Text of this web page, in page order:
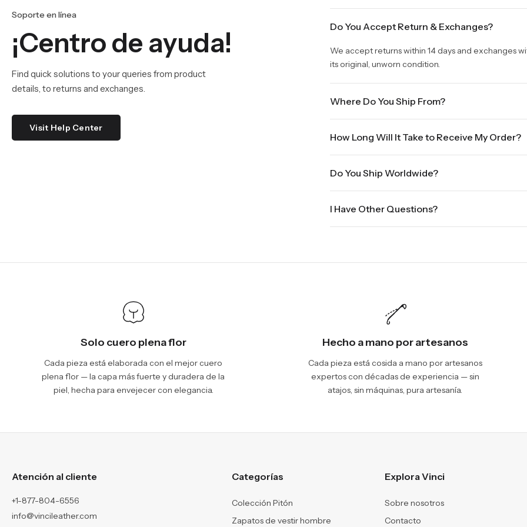
Soporte en línea
¡Centro de ayuda!
Find quick solutions to your queries from product
details, to returns and exchanges.
Visit Help Center
Do You Accept Return & Exchanges?
We accept returns within 14 days and exchanges
its original, unworn condition.
Where Do You Ship From?
How Long Will It Take to Receive My Order?
holidays will be shipped on the next business day.
sale times and the holidays. Standard shipping
Do You Ship Worldwide?
I Have Other Questions?
Solo cuero plena flor
Cada pieza está elaborada con el mejor cuero
plena flor — la capa más fuerte y duradera de la
piel, hecha para envejecer con elegancia.
Hecho a mano por artesanos
Cada pieza está cosida a mano por artesanos
expertos con décadas de experiencia — sin
atajos, sin máquinas, pura artesanía.
Atención al cliente
+1-877-804-6556
info@vincileather.com
Categorías
Colección Pitón
Zapatos de vestir hombre
Explora Vinci
Sobre nosotros
Contacto